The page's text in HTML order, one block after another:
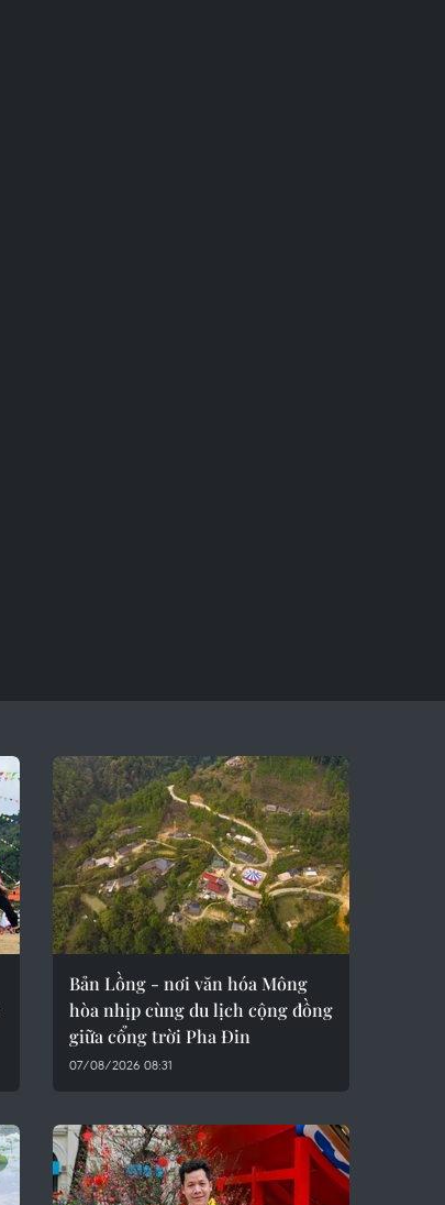
Bản Lồng - nơi văn hóa Mông
hòa nhịp cùng du lịch cộng đồng
giữa cổng trời Pha Đin
07/08/2026 08:31